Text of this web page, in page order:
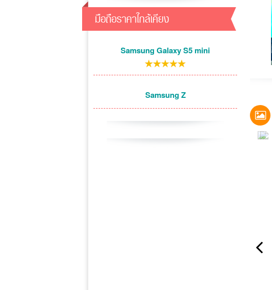
มือถือราคาใกล้เคียง
Samsung Galaxy S5 mini
Samsung Z